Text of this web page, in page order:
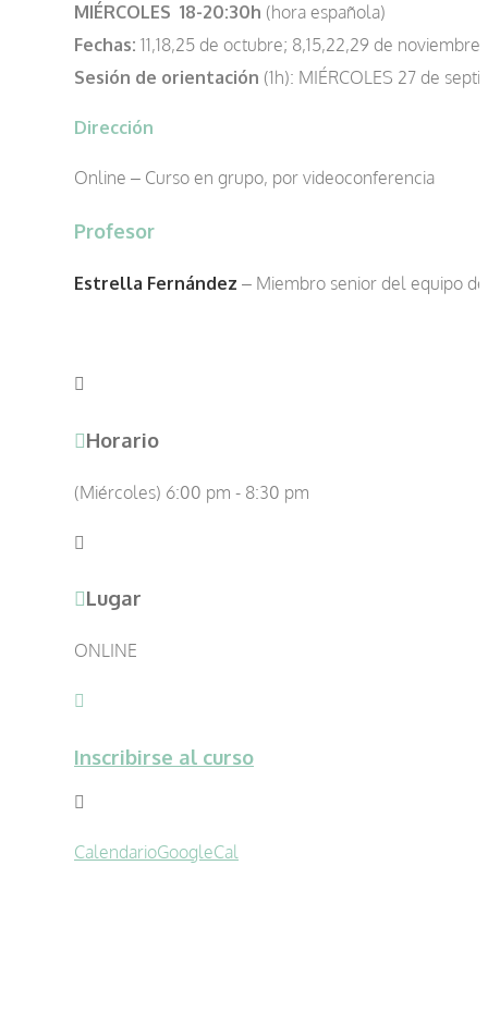
MIÉRCOLES 18-20:30h (hora española)
Fechas: 11,18,25 de octubre; 8,15,22,29 de
Sesión de orientación (1h): MIÉRCOLES 27 de
Dirección
Online – Curso en grupo, por videoconferencia
Profesor
Estrella Fernández – Miembro senior del equipo
Horario
(Miércoles) 6:00 pm - 8:30 pm
Lugar
ONLINE
Inscribirse al curso
CalendarioGoogleCal